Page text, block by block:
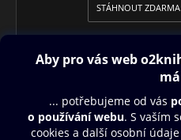
STÁHNOUT ZDARMA
Obsah ke stažení